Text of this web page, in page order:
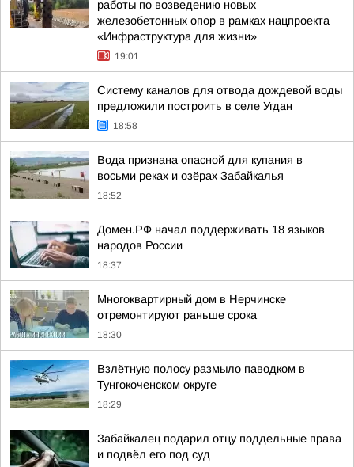
работы по возведению новых
железобетонных опор в рамках нацпроекта
«Инфраструктура для жизни»
19:01
Систему каналов для отвода дождевой воды
предложили построить в селе Угдан
18:58
Вода признана опасной для купания в
восьми реках и озёрах Забайкалья
18:52
Домен.РФ начал поддерживать 18 языков
народов России
18:37
Многоквартирный дом в Нерчинске
отремонтируют раньше срока
18:30
Взлётную полосу размыло паводком в
Тунгокоченском округе
18:29
Забайкалец подарил отцу поддельные права
и подвёл его под суд